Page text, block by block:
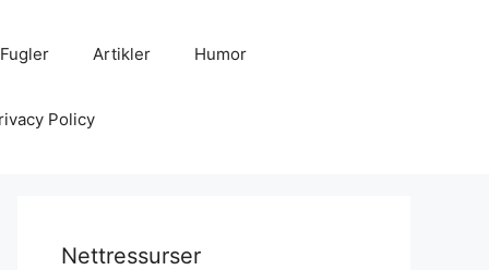
Fugler Artikler Humor
Policy
Nettressurser